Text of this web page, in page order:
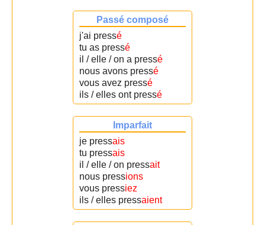
Passé composé
j'ai pressé
tu as pressé
il / elle / on a pressé
nous avons pressé
vous avez pressé
ils / elles ont pressé
Imparfait
je pressais
tu pressais
il / elle / on pressait
nous pressions
vous pressiez
ils / elles pressaient